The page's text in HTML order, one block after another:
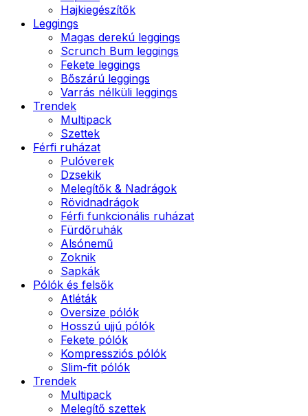
Hajkiegészítők
Leggings
Magas derekú leggings
Scrunch Bum leggings
Fekete leggings
Bőszárú leggings
Varrás nélküli leggings
Trendek
Multipack
Szettek
Férfi ruházat
Pulóverek
Dzsekik
Melegítők & Nadrágok
Rövidnadrágok
Férfi funkcionális ruházat
Fürdőruhák
Alsónemű
Zoknik
Sapkák
Pólók és felsők
Atléták
Oversize pólók
Hosszú ujjú pólók
Fekete pólók
Kompressziós pólók
Slim-fit pólók
Trendek
Multipack
Melegítő szettek